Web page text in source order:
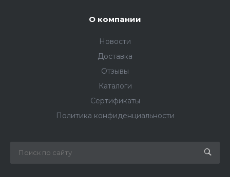
О компании
Новости
Доставка
Отзывы
Каталоги
Сертификаты
Политика конфиденциальности